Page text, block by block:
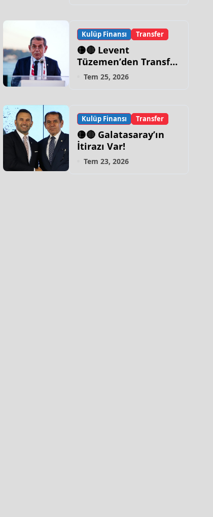
Kulüp Finansı Transfer
🟡🔴 Levent
Tüzemen’den Transfer
Sözleri:
Tem 25, 2026
Kulüp Finansı Transfer
🟡🔴 Galatasaray’ın
İtirazı Var!
Tem 23, 2026